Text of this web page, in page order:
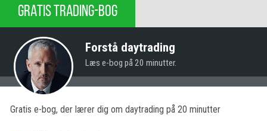
GRATIS TRADING-BOG
Forstå daytrading
Læs e-bog på 20 minutter.
Gratis e-bog, der lærer dig om daytrading på 20 minutter